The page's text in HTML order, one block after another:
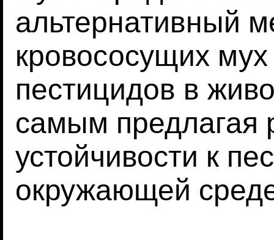
альтернативный
кровососущих
пестицидов в
самым
устойчивости к
окружающей